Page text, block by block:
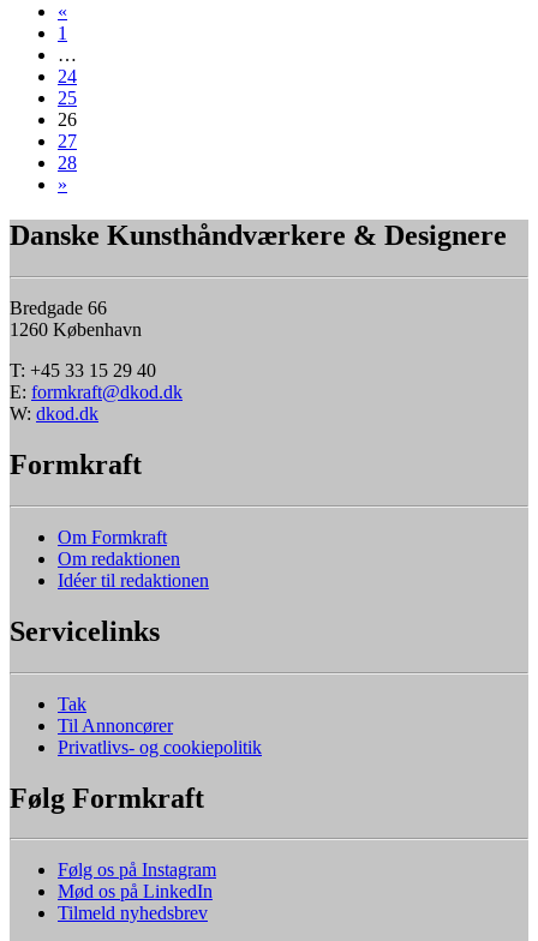
«
1
…
24
25
26
27
28
»
Danske Kunsthåndværkere & Designere
Bredgade 66
1260 København
T: +45 33 15 29 40
E: formkraft@dkod.dk
W: dkod.dk
Formkraft
Om Formkraft
Om redaktionen
Idéer til redaktionen
Servicelinks
Tak
Til Annoncører
Privatlivs- og cookiepolitik
Følg Formkraft
Følg os på Instagram
Mød os på LinkedIn
Tilmeld nyhedsbrev